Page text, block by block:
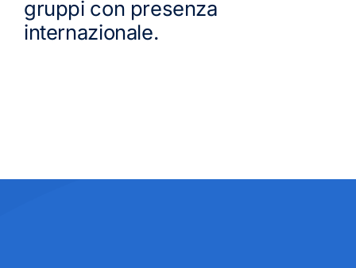
gruppi con presenza
internazionale.